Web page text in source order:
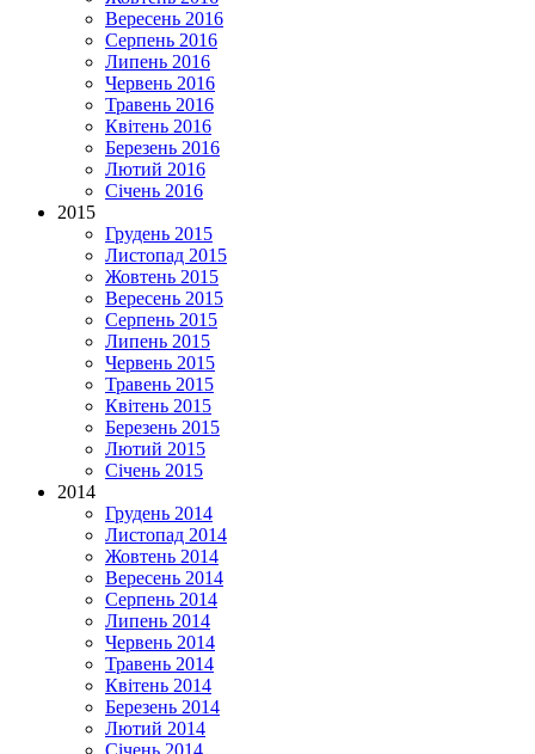
Вересень 2016
Серпень 2016
Липень 2016
Червень 2016
Травень 2016
Квітень 2016
Березень 2016
Лютий 2016
Січень 2016
2015
Грудень 2015
Листопад 2015
Жовтень 2015
Вересень 2015
Серпень 2015
Липень 2015
Червень 2015
Травень 2015
Квітень 2015
Березень 2015
Лютий 2015
Січень 2015
2014
Грудень 2014
Листопад 2014
Жовтень 2014
Вересень 2014
Серпень 2014
Липень 2014
Червень 2014
Травень 2014
Квітень 2014
Березень 2014
Лютий 2014